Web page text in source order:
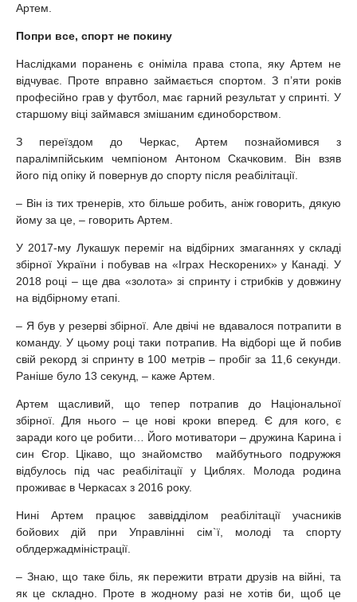
Артем.
Попри все, спорт не покину
Наслідками поранень є оніміла права стопа, яку Артем не
відчуває. Проте вправно займається спортом. З п’яти років
професійно грав у футбол, має гарний результат у спринті. У
старшому віці займався змішаним єдиноборством.
З переїздом до Черкас, Артем познайомився з
паралімпійським чемпіоном Антоном Скачковим. Він взяв
його під опіку й повернув до спорту після реабілітації.
– Він із тих тренерів, хто більше робить, аніж говорить, дякую
йому за це, – говорить Артем.
У 2017-му Лукашук переміг на відбірних змаганнях у складі
збірної України і побував на «Іграх Нескорених» у Канаді. У
2018 році – ще два «золота» зі спринту і стрибків у довжину
на відбірному етапі.
– Я був у резерві збірної. Але двічі не вдавалося потрапити в
команду. У цьому році таки потрапив. На відборі ще й побив
свій рекорд зі спринту в 100 метрів – пробіг за 11,6 секунди.
Раніше було 13 секунд, – каже Артем.
Артем щасливий, що тепер потрапив до Національної
збірної. Для нього – це нові кроки вперед. Є для кого, є
заради кого це робити… Його мотиватори – дружина Карина і
син Єгор. Цікаво, що знайомство майбутнього подружжя
відбулось під час реабілітації у Циблях. Молода родина
проживає в Черкасах з 2016 року.
Нині Артем працює заввідділом реабілітації учасників
бойових дій при Управлінні сім`ї, молоді та спорту
облдержадміністрації.
– Знаю, що таке біль, як пережити втрати друзів на війні, та
як це складно. Проте в жодному разі не хотів би, щоб це